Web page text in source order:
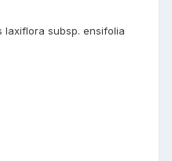
laxiflora subsp. ensifolia